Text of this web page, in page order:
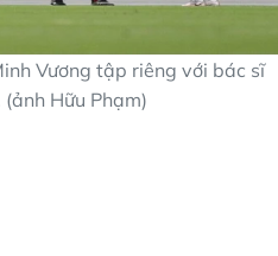
Vương tập riêng với bác sĩ
(ảnh Hữu Phạm)